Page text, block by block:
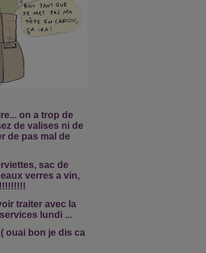
on a trop de
de valises ni de
de pas mal de
sac de
verres a vin,
traiter avec la
lundi ...
ouai bon je dis ca